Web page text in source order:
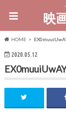
映
HOME
2020.05.12